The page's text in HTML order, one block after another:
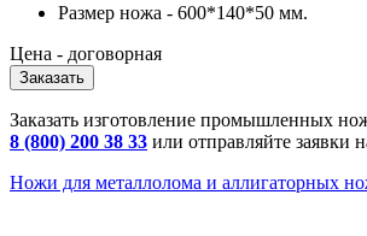
Размер ножа - 600*140*50 мм.
Цена - договорная
Заказать
Заказать изготовление промышленных
8 (800) 200 38 33 или отправляйте заявки
Ножи для металлолома и аллигаторных